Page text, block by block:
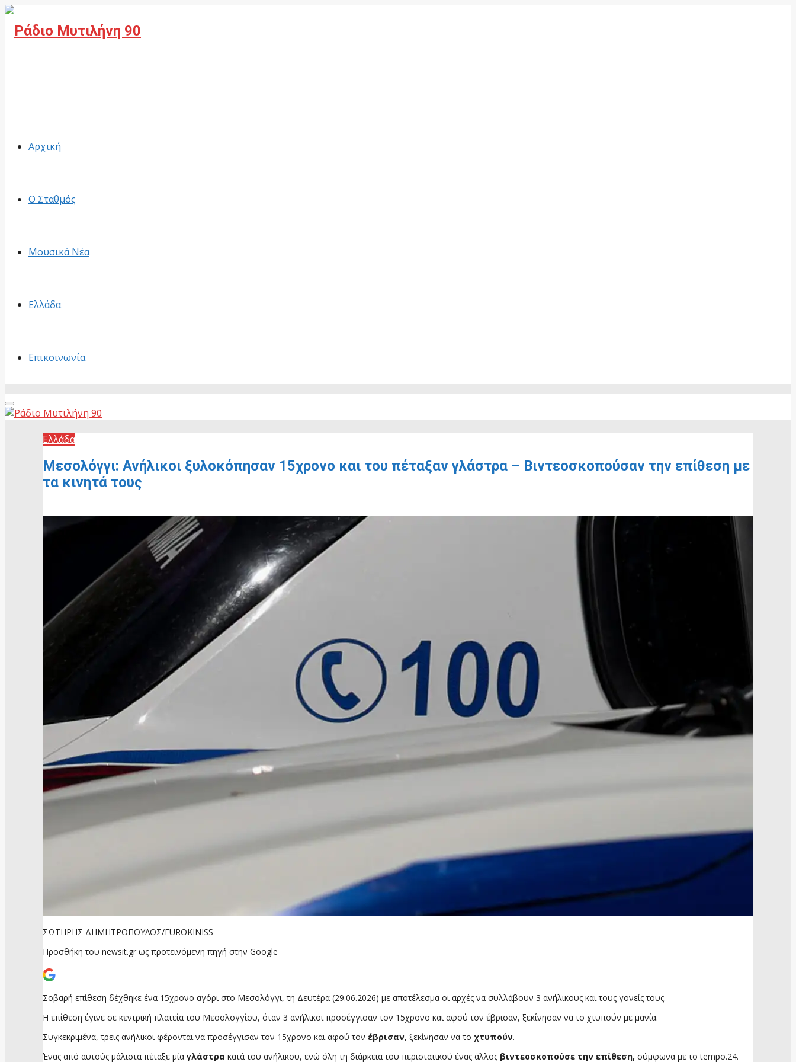
Αρχική
Ο Σταθμός
Μουσικά Νέα
Ελλάδα
Επικοινωνία
Primary
Menu
Ελλάδα
Μεσολόγγι: Ανήλικοι ξυλοκόπησαν 15χρονο και του πέταξαν γλάστρα – Βιντεοσκοπούσαν την επίθεση με
τα κινητά τους
ΣΩΤΗΡΗΣ ΔΗΜΗΤΡΟΠΟΥΛΟΣ/EUROKINISS
Προσθήκη του newsit.gr ως προτεινόμενη πηγή στην Google
Σοβαρή επίθεση δέχθηκε ένα 15χρονο αγόρι στο Μεσολόγγι, τη Δευτέρα (29.06.2026) με αποτέλεσμα οι αρχές να συλλάβουν 3 ανήλικους και τους γονείς τους.
Η επίθεση έγινε σε κεντρική πλατεία του Μεσολογγίου, όταν 3 ανήλικοι προσέγγισαν τον 15χρονο και αφού τον έβρισαν, ξεκίνησαν να το χτυπούν με μανία.
Συγκεκριμένα, τρεις ανήλικοι φέρονται να προσέγγισαν τον 15χρονο και αφού τον έβρισαν, ξεκίνησαν να το χτυπούν.
Ένας από αυτούς μάλιστα πέταξε μία γλάστρα κατά του ανήλικου, ενώ όλη τη διάρκεια του περιστατικού ένας άλλος βιντεοσκοπούσε την επίθεση, σύμφωνα με το tempo.24.